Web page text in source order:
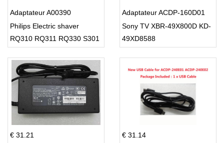
Adaptateur A00390
Philips Electric shaver
RQ310 RQ311 RQ330 S301
Adaptateur ACDP-160D01
Sony TV XBR-49X800D KD-
49XD8588
€ 31.21 € 31.14